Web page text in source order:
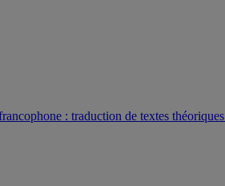
: traduction de textes